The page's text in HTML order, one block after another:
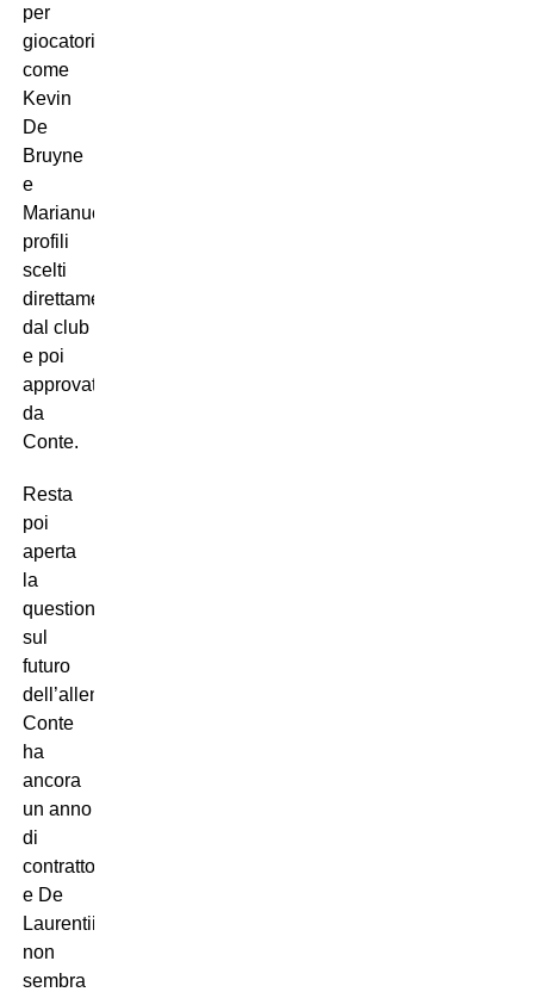
per
giocatori
come
Kevin
De
Bruyne
e
Marianucci,
profili
scelti
direttamente
dal club
e poi
approvati
da
Conte.
Resta
poi
aperta
la
questione
sul
futuro
dell’allenatore.
Conte
ha
ancora
un anno
di
contratto
e De
Laurentiis
non
sembra